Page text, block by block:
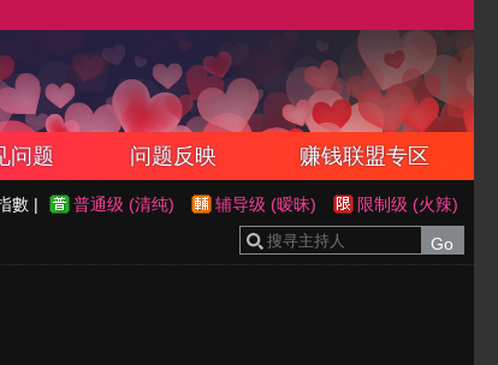
问题 问题反映 赚钱联盟专区
數 | 普通级 (清纯) 辅导级 (暧昧)
限制级 (火辣)